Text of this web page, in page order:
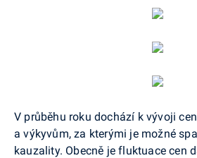
V průběhu roku dochází k vývoji
a výkyvům, za kterými je možné
kauzality. Obecně je fluktuace cen